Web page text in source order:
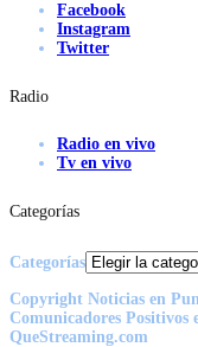
Facebook
Instagram
Twitter
Radio
Radio en vivo
Tv en vivo
Categorías
Categorías
Copyright Noticias en
Comunicadores Positivos
QueStreaming.com